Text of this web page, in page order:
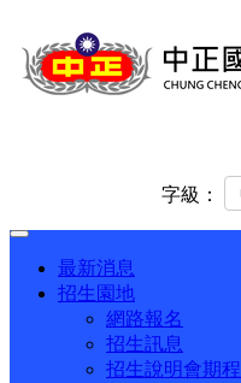
字級：
Toggle
navigation最新消息
招生園地
網路報名
招生訊息
招生說明會期程